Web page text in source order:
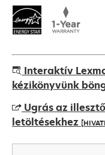
Interaktív
kézikönyvünk
Ugrás az
letöltésekhez
opens